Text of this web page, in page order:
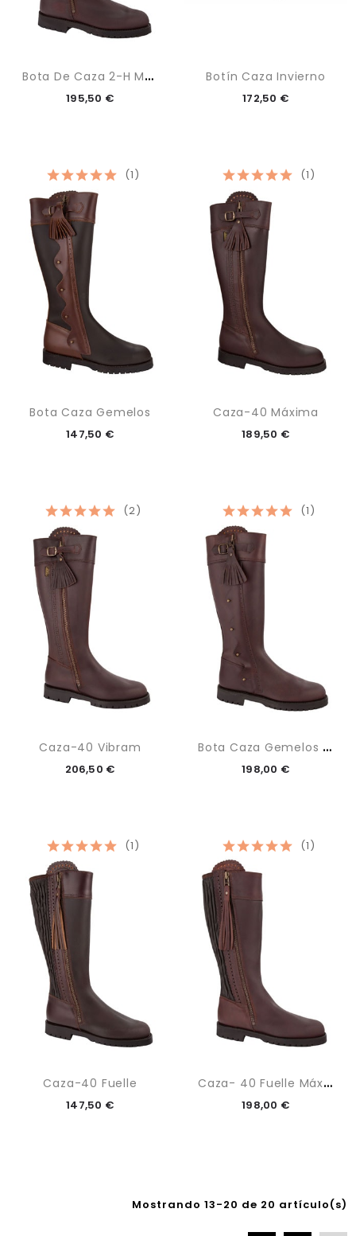
B
Ota De Caza 2-H Máxima
195,50 €
Botín Caza Invierno
172,50 €
(1)
Bota Caza Gemelos
147,50 €
(1)
Caza-40 Máxima
189,50 €
(2)
Caza-40 Vibram
206,50 €
(1)
B
Ota Caza Gemelos Maxima
198,00 €
(1)
Caza-40 Fuelle
147,50 €
(1)
C
Aza- 40 Fuelle Máxima
198,00 €
Mostrando 13-20 de 20 artículo(s)